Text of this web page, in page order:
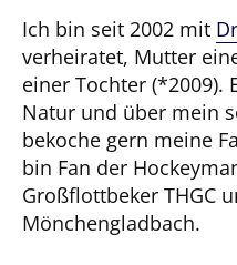
Ich bin seit 2002 mit
verheiratet, Mutter
einer Tochter (*2009).
Natur und über mein
bekoche gern meine
bin Fan der
Großflottbeker THGC
Mönchengladbach.